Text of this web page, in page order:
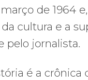
de 1964
cultura e a
pelo jornalista.
é a crônica